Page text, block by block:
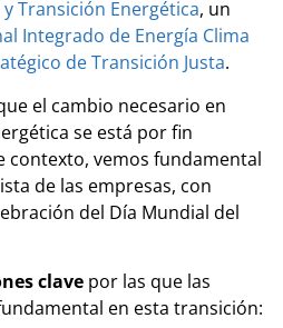
Transición Energética, un
Integrado de Energía Clima
de Transición Justa.
el cambio necesario en
se está por fin
contexto, vemos fundamental
de las empresas, con
del Día Mundial del
clave por las que las
en esta transición: